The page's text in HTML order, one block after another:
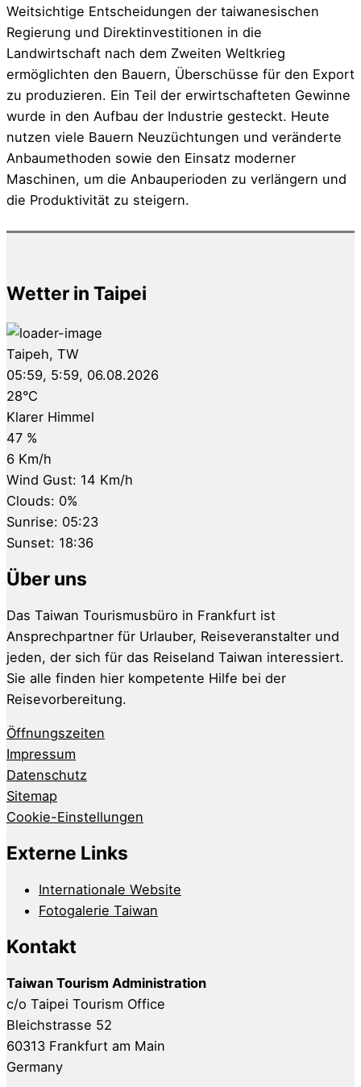
Weitsichtige Entscheidungen der taiwanesischen
Regierung und Direktinvestitionen in die
Landwirtschaft nach dem Zweiten Weltkrieg
ermöglichten den Bauern, Überschüsse für den Export
zu produzieren. Ein Teil der erwirtschafteten Gewinne
wurde in den Aufbau der Industrie gesteckt. Heute
nutzen viele Bauern Neuzüchtungen und veränderte
Anbaumethoden sowie den Einsatz moderner
Maschinen, um die Anbauperioden zu verlängern und
die Produktivität zu steigern.
Wetter in Taipei
Taipeh, TW
05:59, 5:59, 06.08.2026
28°C
Klarer Himmel
47 %
6 Km/h
Wind Gust: 14 Km/h
Clouds: 0%
Sunrise: 05:23
Sunset: 18:36
Über uns
Das Taiwan Tourismusbüro in Frankfurt ist
Ansprechpartner für Urlauber, Reiseveranstalter und
jeden, der sich für das Reiseland Taiwan interessiert.
Sie alle finden hier kompetente Hilfe bei der
Reisevorbereitung.
Öffnungszeiten
Impressum
Datenschutz
Sitemap
Cookie-Einstellungen
Externe Links
Internationale Website
Fotogalerie Taiwan
Kontakt
Taiwan Tourism Administration
c/o Taipei Tourism Office
Bleichstrasse 52
60313 Frankfurt am Main
Germany